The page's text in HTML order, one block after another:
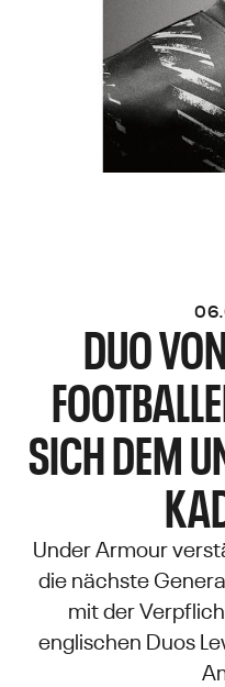
DUO
ICH DEM
Under Armour
die nächste
mit der
englischen Duos